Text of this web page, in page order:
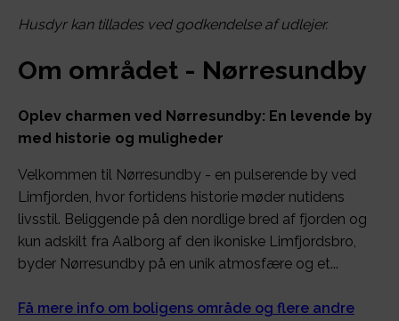
Husdyr kan tillades ved godkendelse af udlejer.
Om området - Nørresundby
Oplev charmen ved Nørresundby: En levende by
med historie og muligheder
Velkommen til Nørresundby - en pulserende by ved
Limfjorden, hvor fortidens historie møder nutidens
livsstil. Beliggende på den nordlige bred af fjorden og
kun adskilt fra Aalborg af den ikoniske Limfjordsbro,
byder Nørresundby på en unik atmosfære og et...
Få mere info om boligens område og flere andre